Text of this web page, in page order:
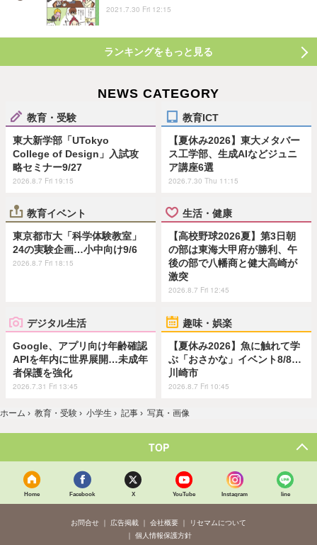
2021.7.30 Fri 12:15
ランキングをもっと見る
NEWS CATEGORY
教育・受験
東大新学部「UTokyo
College of Design」入試攻
略セミナー9/27
2026.8.7 Fri 19:15
教育ICT
【夏休み2026】東大メタバー
ス工学部、生成AIなどジュニ
ア講座6選
2026.7.30 Thu 11:15
教育イベント
東京都市大「科学体験教室」
24の実験企画…小中向け9/6
2026.8.7 Fri 18:15
生活・健康
【高校野球2026夏】第3日朝
の部は東海大甲府が勝利、午
後の部で八幡商と健大高崎が
激突
2026.8.7 Fri 12:45
デジタル生活
Google、アプリ向け年齢確認
APIを年内に世界展開…未成年
者保護を強化
2026.7.31 Fri 13:45
趣味・娯楽
【夏休み2026】魚に触れて学
ぶ「おさかな」イベント8/8…
川崎市
2026.8.7 Fri 10:45
ホーム › 教育・受験 › 小学生 › 記事 › 写真・画像
TOP
Home Facebook X YouTube Instagram line
お問合せ 広告掲載 会社概要
リセマムについて
個人情報保護方針